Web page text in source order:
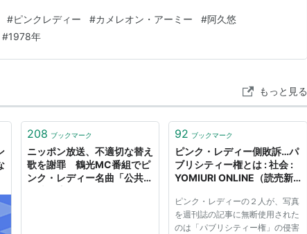
された増田惠子（KEI）の自伝『あこがれ』
れば、NBCとの契約は7年間で、『PINK LADY SHOW』も
分の依頼があったものの、KEIの強い希望により結局帰国す
りますが、こちらの動画のコメント欄に、お二人がこの動画撮影
が書かれていました…
#ピンクレディー #カメレオン・アーミー #阿久悠
#1978年
もっと見る
208 ブックマーク
ニッポン放送、不適切な替え
歌を謝罪 鶴光MC番組でピ
ンク・レディー名曲「公共の
92 ブックマーク
ピンク・レディー側敗訴…パ
ブリシティー権とは : 社会 :
YOMIURI ONLINE（読売新
ピンク・レディーの２人が、写真
を週刊誌の記事に無断使用された
のは「パブリシティー権」の侵害